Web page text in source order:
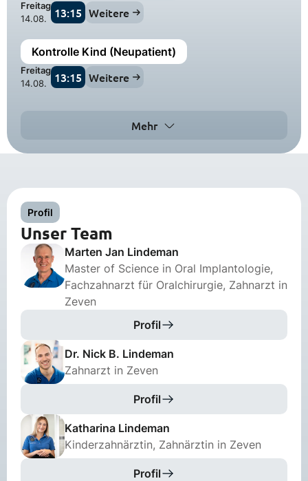
Freitag
14.08.
13:15 Weitere
Kontrolle Kind (Neupatient)
Freitag
14.08.
13:15 Weitere
Mehr
Profil
Unser Team
Marten Jan Lindeman
Master of Science in Oral Implantologie,
Fachzahnarzt für Oralchirurgie, Zahnarzt in
Zeven
Profil
Dr. Nick B. Lindeman
Zahnarzt in Zeven
Profil
Katharina Lindeman
Kinderzahnärztin, Zahnärztin in Zeven
Profil